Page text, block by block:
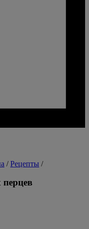
/Рецепты /
перцев